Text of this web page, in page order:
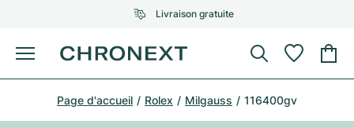
Livraison gratuite
Menu
Acheter une montre
UNE SÉLECTION D'EXCEPTION
UNE SÉLECTION D'EXCEPTION
Page d'accueil Rolex Milgauss 116400gv